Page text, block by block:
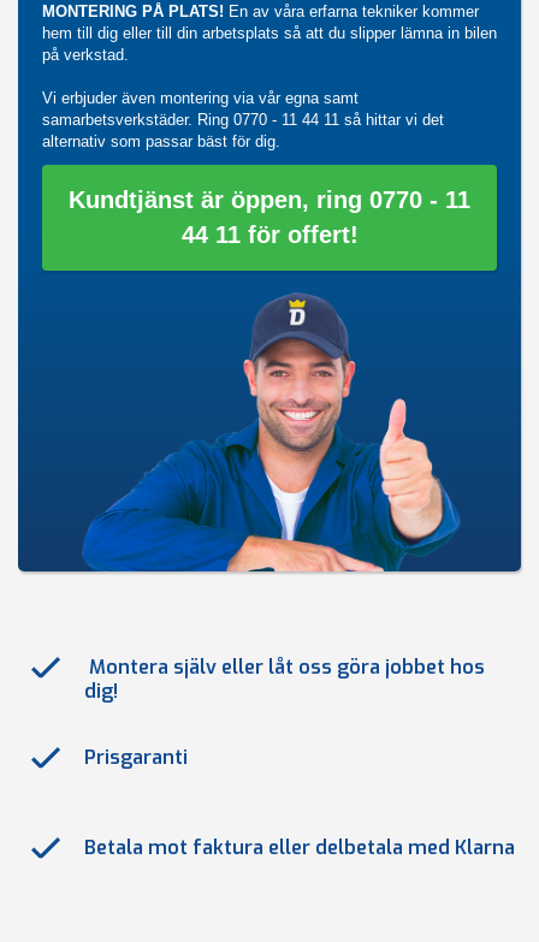
MONTERING PÅ PLATS! En av våra erfarna tekniker kommer
hem till dig eller till din arbetsplats så att du slipper lämna in bilen
på verkstad.
Vi erbjuder även montering via vår egna samt
samarbetsverkstäder. Ring 0770 - 11 44 11 så hittar vi det
alternativ som passar bäst för dig.
Kundtjänst är öppen, ring 0770 - 11
44 11 för offert!
Montera själv eller låt oss göra jobbet hos
dig!
Prisgaranti
Betala mot faktura eller delbetala med Klarna